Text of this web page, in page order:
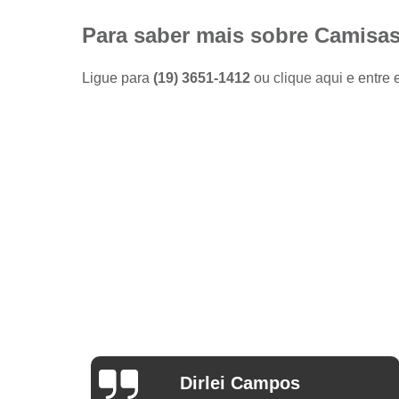
sociais
masculinas
Fábricas
Para saber mais sobre
Ligue para (19) 3651-1412 ou clique aqui e entre
Arthur Mello